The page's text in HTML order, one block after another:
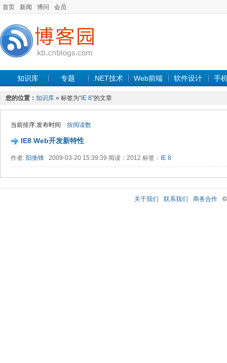
首页 新闻 博问 会员
知识库 专题 .NET技术 Web前端 软件设计 手
您的位置： 知识库 » 标签为“ IE 8”的文章
当前排序:发布时间 按阅读数
IE8 Web开发新特性
作者: 阳衡锋 2009-03-20 15:39:39 阅读：2012 标签： IE 8
关于我们 联系我们 商务合作